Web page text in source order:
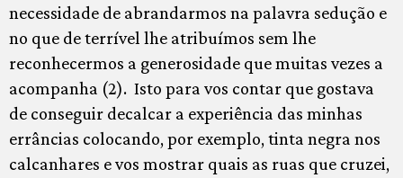
necessidade de abrandarmos na palavra sedução e
no que de terrível lhe atribuímos sem lhe
reconhecermos a generosidade que muitas vezes a
acompanha (2). Isto para vos contar que gostava
de conseguir decalcar a experiência das minhas
errâncias colocando, por exemplo, tinta negra nos
calcanhares e vos mostrar quais as ruas que cruzei,